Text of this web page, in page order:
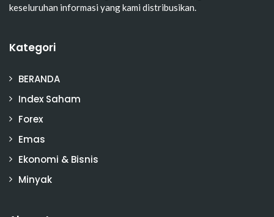
keseluruhan informasi yang kami distribusikan.
Kategori
BERANDA
Index Saham
Forex
Emas
Ekonomi & Bisnis
Minyak